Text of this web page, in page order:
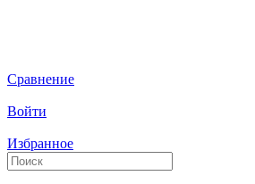
Сравнение
Войти
Избранное